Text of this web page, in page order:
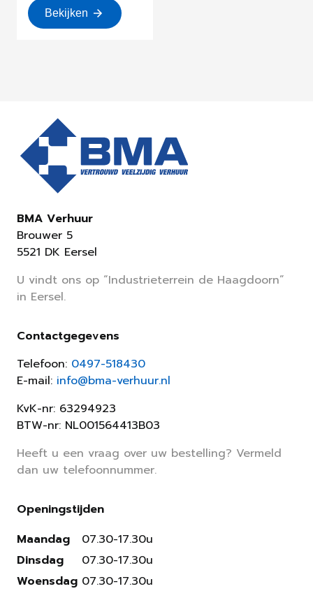
Bekijken
BMA Verhuur
Brouwer 5
5521 DK Eersel
U vindt ons op “Industrieterrein de Haagdoorn”
in Eersel.
Contactgegevens
Telefoon: 0497-518430
E-mail: info@bma-verhuur.nl
KvK-nr: 63294923
BTW-nr: NL001564413B03
Heeft u een vraag over uw bestelling? Vermeld
dan uw telefoonnummer.
Openingstijden
Maandag
Dinsdag
Woensdag
07.30-17.30u
07.30-17.30u
07.30-17.30u